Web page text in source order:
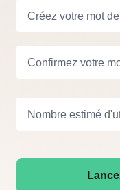
Créez votre mot
Confirmez votre
Nombre estimé